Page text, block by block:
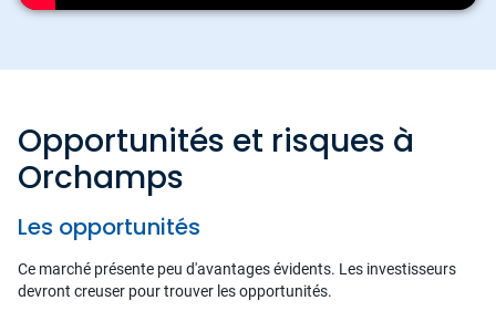
Opportunités et risques à
Orchamps
Les opportunités
Ce marché présente peu d'avantages évidents. Les investisseurs
devront creuser pour trouver les opportunités.